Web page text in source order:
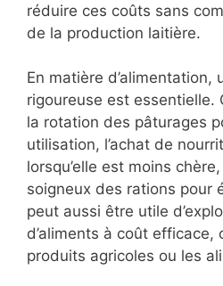
réduire ces coûts sans
de la production laitière.
En matière d’alimentation,
rigoureuse est essentielle.
la rotation des pâturages
utilisation, l’achat de
lorsqu’elle est moins
soigneux des rations pour
peut aussi être utile
d’aliments à coût efficace,
produits agricoles ou les